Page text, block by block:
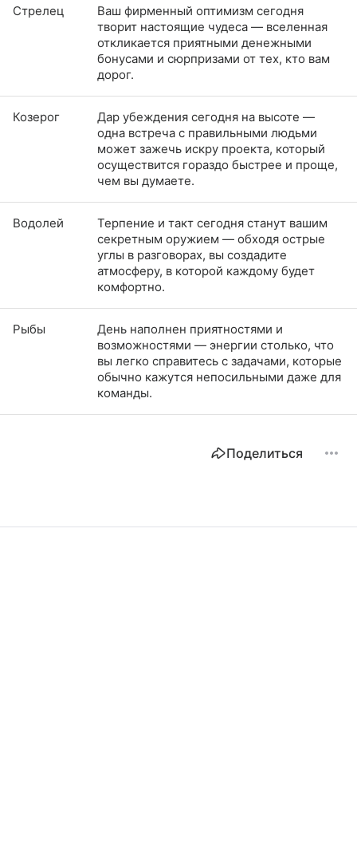
Стрелец
Ваш фирменный оптимизм сегодня
творит настоящие чудеса — вселенная
откликается приятными денежными
бонусами и сюрпризами от тех, кто вам
дорог.
Козерог
Дар убеждения сегодня на высоте —
одна встреча с правильными людьми
может зажечь искру проекта, который
осуществится гораздо быстрее и проще,
чем вы думаете.
Водолей
Терпение и такт сегодня станут вашим
секретным оружием — обходя острые
углы в разговорах, вы создадите
атмосферу, в которой каждому будет
комфортно.
Рыбы
День наполнен приятностями и
возможностями — энергии столько, что
вы легко справитесь с задачами, которые
обычно кажутся непосильными даже для
команды.
Поделиться